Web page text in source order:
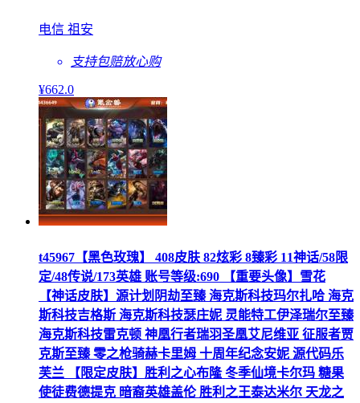
电信 祖安
支持包赔放心购
¥662.0
t45967【黑色玫瑰】 408皮肤 82炫彩 8臻彩 11神话/58限
定/48传说/173英雄 账号等级:690 【重要头像】雪花
【神话皮肤】源计划阴劫至臻 海克斯科技玛尔扎哈 海克
斯科技吉格斯 海克斯科技瑟庄妮 灵能特工伊泽瑞尔至臻
海克斯科技雷克顿 神凰行者瑞羽圣凰艾尼维亚 征服者贾
克斯至臻 零之枪骑赫卡里姆 十周年纪念安妮 源代码乐
芙兰 【限定皮肤】胜利之心布隆 冬季仙境卡尔玛 糖果
使徒费德提克 暗裔英雄盖伦 胜利之王泰达米尔 天龙之